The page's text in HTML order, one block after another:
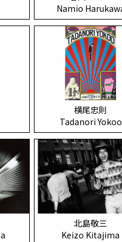
Namio
横尾忠則
Tadanori Yokoo
北島敬三
Keizo Kitajima